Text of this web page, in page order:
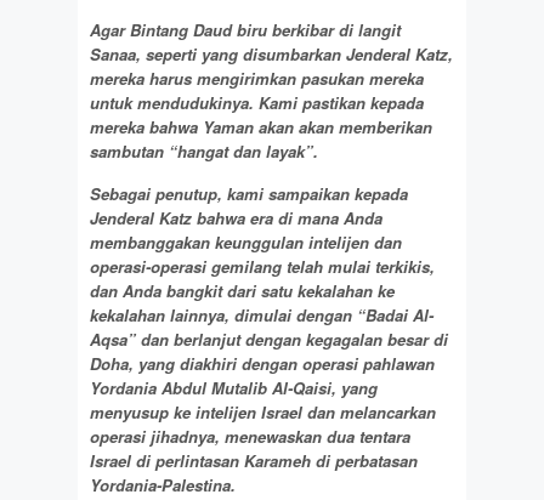
Agar Bintang Daud biru berkibar di langit
Sanaa, seperti yang disumbarkan Jenderal Katz,
mereka harus mengirimkan pasukan mereka
untuk mendudukinya. Kami pastikan kepada
mereka bahwa Yaman akan akan memberikan
sambutan “hangat dan layak”.
Sebagai penutup, kami sampaikan kepada
Jenderal Katz bahwa era di mana Anda
membanggakan keunggulan intelijen dan
operasi-operasi gemilang telah mulai terkikis,
dan Anda bangkit dari satu kekalahan ke
kekalahan lainnya, dimulai dengan “Badai Al-
Aqsa” dan berlanjut dengan kegagalan besar di
Doha, yang diakhiri dengan operasi pahlawan
Yordania Abdul Mutalib Al-Qaisi, yang
menyusup ke intelijen Israel dan melancarkan
operasi jihadnya, menewaskan dua tentara
Israel di perlintasan Karameh di perbatasan
Yordania-Palestina.